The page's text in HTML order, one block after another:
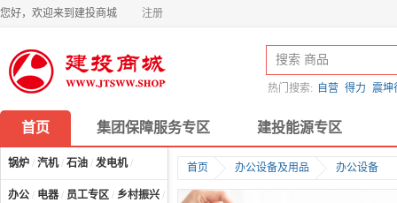
您好，欢迎来到建投商城 注册
热门搜索: 自营 得力 震坤
首页 集团保障服务专区 建投能源专区
锅炉 / 汽机/ 石油 / 发电机/
办公 / 电器 / 员工专区 / 乡村振兴 / 计算机及配件
首页 办公设备及用品 办公设备